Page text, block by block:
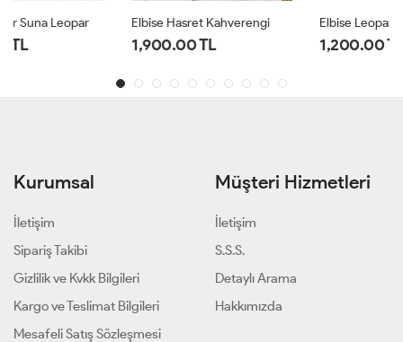
Elbise Hasret Kahverengi
1,900.00 TL
Elbise Leopar Seyran Leopar
1,200.00 TL
Kurumsal
İletişim
Sipariş Takibi
Gizlilik ve Kvkk Bilgileri
Kargo ve Teslimat Bilgileri
Mesafeli Satış Sözleşmesi
Müşteri Hizmetleri
İletişim
S.S.S.
Detaylı Arama
Hakkımızda